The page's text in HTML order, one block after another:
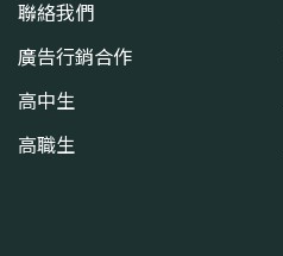
聯絡我們
廣告行銷合作
高中生
高職生